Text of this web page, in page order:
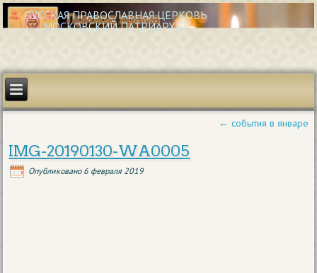
РУССКАЯ ПРАВОСЛАВНАЯ ЦЕРКОВЬ
МОСКОВСКИЙ ПАТРИАРХАТ
← события в январе
IMG-20190130-WA0005
Опубликовано 6 февраля 2019